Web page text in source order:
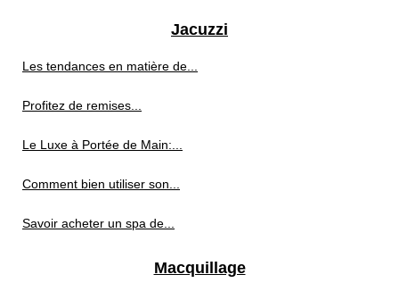
Jacuzzi
Les tendances en matière de...
Profitez de remises...
Le Luxe à Portée de Main:...
Comment bien utiliser son...
Savoir acheter un spa de...
Macquillage